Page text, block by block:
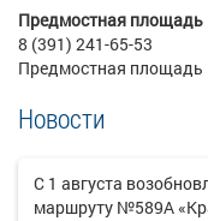
Предмостная площадь
8 (391) 241-65-53
Предмостная площадь
Новости
С 1 августа
маршруту №589А